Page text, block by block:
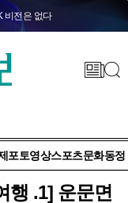
비전은 없다
포토영상스포츠문화동정
행 .1] 운문면